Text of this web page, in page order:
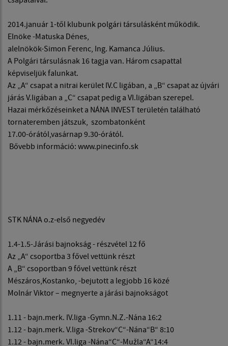
2014.január 1-től klubunk polgári társulásként működik.
Elnöke -Matuska Dénes,
alelnökök-Simon Ferenc, Ing. Kamanca Július.
A Polgári társulásnak 16 tagja van. Három csapattal
képviseljük falunkat.
Az „A“ csapat a nitrai kerület IV.C ligában, a „B“ csapat az újvári
járás V.ligában a „C“ csapat pedig a VI.ligában szerepel.
Hazai mérkőzéseinket a NÁNA INVEST területén található
tornateremben játszuk, szombatonként
17.00-órától,vasárnap 9.30-órától.
Bővebb információ: www.pinecinfo.sk
STK NÁNA o.z-első negyedév
1.4-1.5-Járási bajnokság - részvétel 12 fő
Az „A“ csoportba 3 fővel vettünk részt
A „B“ csoportban 9 fővel vettünk részt
Mészáros,Kostanko, -bejutott a legjobb 16 közé
Molnár Viktor – megnyerte a járási bajnokságot
1.11 - bajn.merk. IV.liga -Gymn.N.Z.-Nána 16:2
1.12 - bajn.merk. V.liga -Strekov“C“-Nána“B“ 8:10
1.12 - bajn.merk. VI.liga -Nána“C“-Mužla“A“14:4